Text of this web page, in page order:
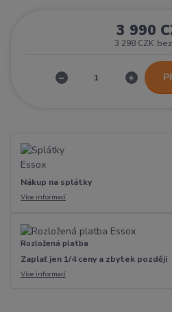
3 990
3 298 CZK
Nákup na splátky
Více informací
Rozložená platba
Zaplať jen 1/4 ceny a zbytek později
Více informací